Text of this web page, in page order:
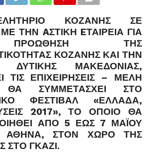
ΚΟΖΆΝΗΣ ΣΕ
ΤΗΝ AΣΤΙΚΉ EΤΑΙΡΕΊΑ ΓΙΑ
ΤΗΣ
ΚΟΖΆΝΗΣ ΚΑΙ ΤΗΝ
ΔΥΤΙΚΉΣ ΜΑΚΕΔΟΝΊΑΣ,
ΤΙΣ ΕΠΙΧΕΙΡΉΣΕΙΣ – ΜΈΛΗ
ΣΥΜΜΕΤΆΣΧΕΙ ΣΤΟ
ΦΕΣΤΙΒΆΛ «ΕΛΛΆΔΑ,
2017», ΤΟ ΟΠΟΊΟ ΘΑ
ΑΠΌ 5 ΈΩΣ 7 ΜΑΪ́ΟΥ
ΑΘΉΝΑ, ΣΤΟΝ ΧΏΡΟ ΤΗΣ
ΣΤΟ ΓΚΆΖΙ.